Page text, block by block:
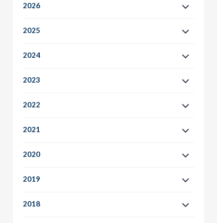
2026
2025
2024
2023
2022
2021
2020
2019
2018